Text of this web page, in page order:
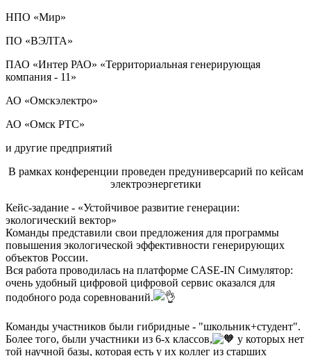
НПО «Мир»
ПО «ВЭЛТА»
ПАО «Интер РАО» «Территориальная генерирующая
компания - 11»
АО «Омскэлектро»
АО «Омск РТС»
и другие предприятий
В рамках конференции проведен предуниверсарий по кейсам
электроэнергетики
Кейс-задание - «Устойчивое развитие генерации:
экологический вектор»
Команды представили свои предложения для программы
повышения экологической эффективности генерирующих
объектов России.
Вся работа проводилась на платформе CASE-IN Симулятор:
очень удобный цифровой цифровой сервис оказался для
подобного рода соревнований.
Команды участников были гибридные - "школьник+студент".
Более того, были участники из 6-х классов,
у которых нет
той научной базы, которая есть у их коллег из старших